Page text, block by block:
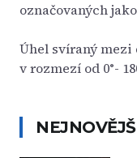
označovaných
Úhel svíraný mezi
v rozmezí od 0°-